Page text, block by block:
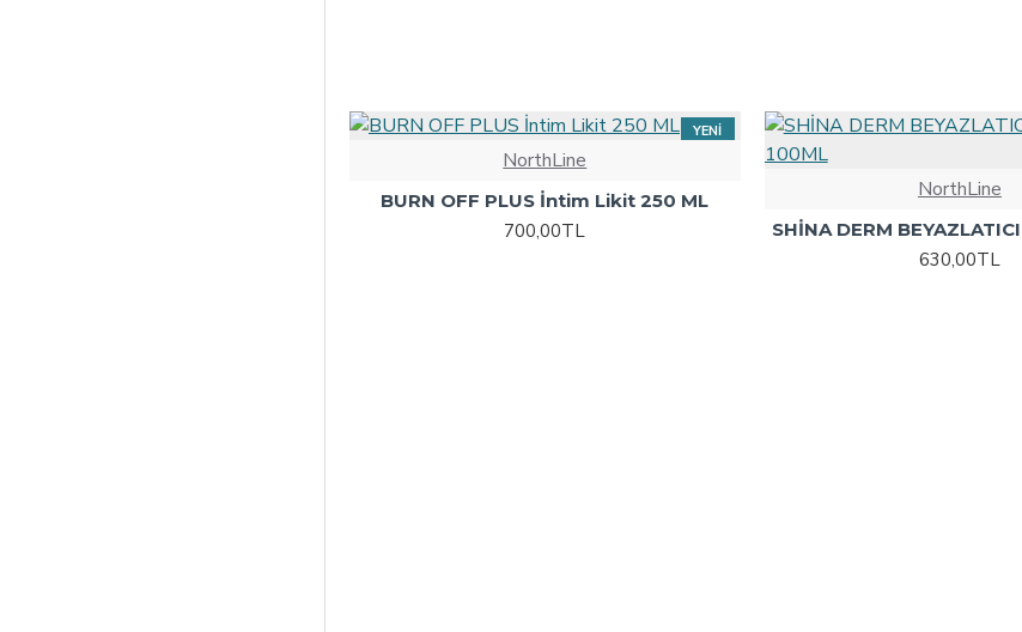
YENI
NorthLine
BURN OFF PLUS İntim Likit 250 ML
700,00TL
NorthLine
SHİNA DERM
630,00TL